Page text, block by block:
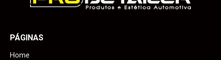
PÁGINAS
Home